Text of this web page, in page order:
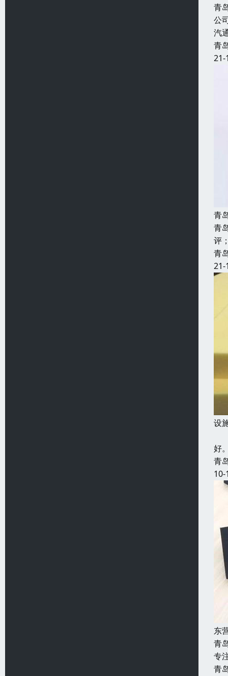
青
公
汽
青
21-
青
青
评
青
21-
设
好
青
10-
东
青
专
青